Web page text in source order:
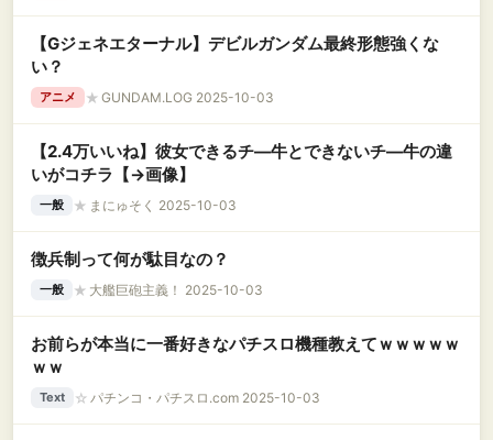
【Gジェネエターナル】デビルガンダム最終形態強くな
い？
アニメ ★ GUNDAM.LOG 2025-10-03
【2.4万いいね】彼女できるチ―牛とできないチ―牛の違
いがコチラ【→画像】
一般 ★ まにゅそく 2025-10-03
徴兵制って何が駄目なの？
一般 ★ 大艦巨砲主義！ 2025-10-03
お前らが本当に一番好きなパチスロ機種教えてｗｗｗｗｗ
ｗｗ
Text ☆ パチンコ・パチスロ.com 2025-10-03